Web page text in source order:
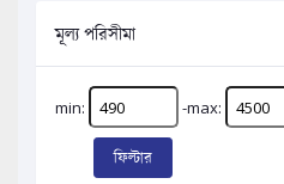
মূল্য পরিসীমা
min: -max:
ফিল্টার